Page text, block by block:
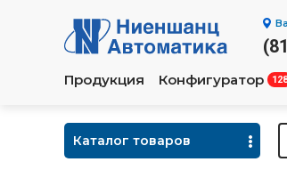
Продукция Конфигуратор 128
Каталог товаров